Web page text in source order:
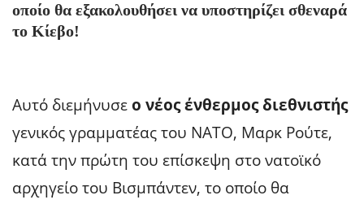
οποίο θα εξακολουθήσει να υποστηρίζει σθεναρά
το Κίεβο!
Αυτό διεμήνυσεο νέος ένθερμος διεθνιστής
γενικός γραμματέας του ΝΑΤΟ, Μαρκ Ρούτε,
κατά την πρώτη του επίσκεψη στο νατοϊκό
αρχηγείο του Βισμπάντεν, το οποίο θα